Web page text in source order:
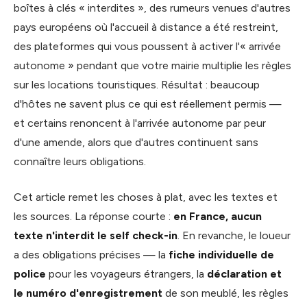
boîtes à clés « interdites », des rumeurs venues d'autres
pays européens où l'accueil à distance a été restreint,
des plateformes qui vous poussent à activer l'« arrivée
autonome » pendant que votre mairie multiplie les règles
sur les locations touristiques. Résultat : beaucoup
d'hôtes ne savent plus ce qui est réellement permis —
et certains renoncent à l'arrivée autonome par peur
d'une amende, alors que d'autres continuent sans
connaître leurs obligations.
Cet article remet les choses à plat, avec les textes et
les sources. La réponse courte : en France, aucun
texte n'interdit le self check-in. En revanche, le loueur
a des obligations précises — la fiche individuelle de
police pour les voyageurs étrangers, la déclaration et
le numéro d'enregistrement de son meublé, les règles